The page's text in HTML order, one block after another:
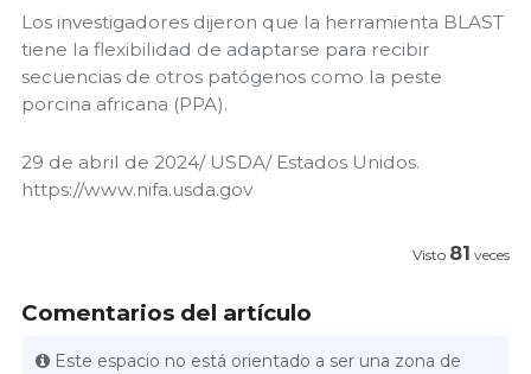
Los investigadores dijeron que la herramienta BLAST
tiene la flexibilidad de adaptarse para recibir
secuencias de otros patógenos como la peste
porcina africana (PPA).
29 de abril de 2024/ USDA/ Estados Unidos.
https://www.nifa.usda.gov
Visto 81 veces
Comentarios del artículo
Este espacio no está orientado a ser una zona de